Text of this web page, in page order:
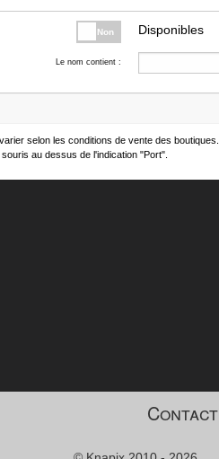
Non Disponibles
Le nom contient :
selon les conditions de vente des boutiques.
au dessus de l'indication "Port".
Contact